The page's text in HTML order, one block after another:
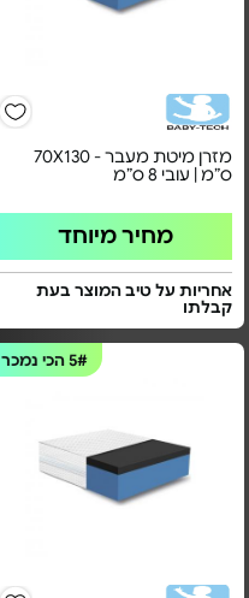
מזרן מיטת מעבר - 70X130
ס”מ | עובי 8 ס”מ
מחיר מיוחד
אחריות על טיב המוצר בעת
קבלתו
5#הכי נמכר